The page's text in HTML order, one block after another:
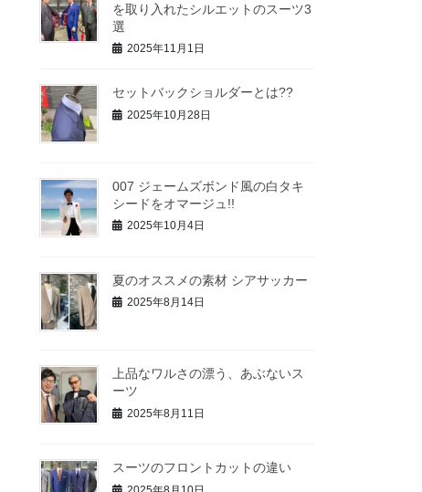
を取り入れたシルエットのスーツ3
選
2025年11月1日
セットバックショルダーとは??
2025年10月28日
007 ジェームズボンド風の白タキ
シードをオマージュ!!
2025年10月4日
夏のオススメの素材 シアサッカー
2025年8月14日
上品なワルさの漂う、あぶないス
ーツ
2025年8月11日
スーツのフロントカットの違い